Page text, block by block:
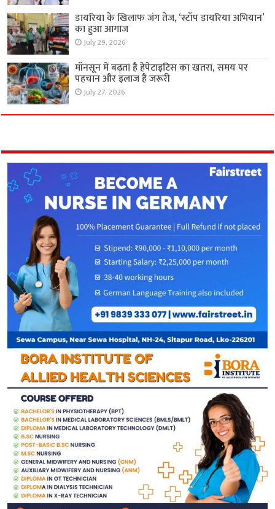
डायरिया के खिलाफ जंग तेज, ‘स्टॉप डायरिया अभियान’
का हुआ आगाज
July 29, 2026
मॉनसून में बढ़ता है हेपेटाइटिस का खतरा, समय पर
पहचान और इलाज है जरूरी
July 27, 2026